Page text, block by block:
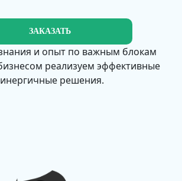
ЗАКАЗАТЬ
и опыт по важным блокам
реализуем эффективные
решения.